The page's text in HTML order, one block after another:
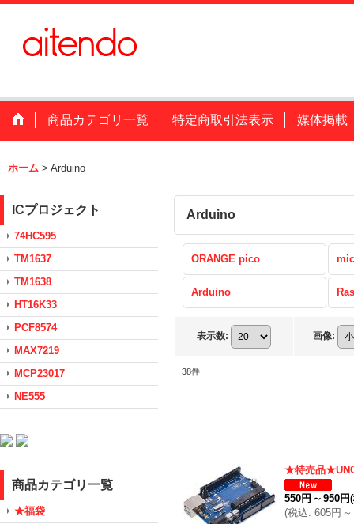
商品カテゴリ一覧 特定商取引法表示 媒体掲載
ホーム > Arduino
ICプロジェクト
74HC595
TM1637
TM1638
HT16K33
PCF8574
MAX7219
MCP23017
NE555
商品カテゴリ一覧
★福袋
Arduino
ORANGE pico
Arduino
表示数: 画像:
38件
★特売品
550円 ～ 950円
(税込: 605円 ～